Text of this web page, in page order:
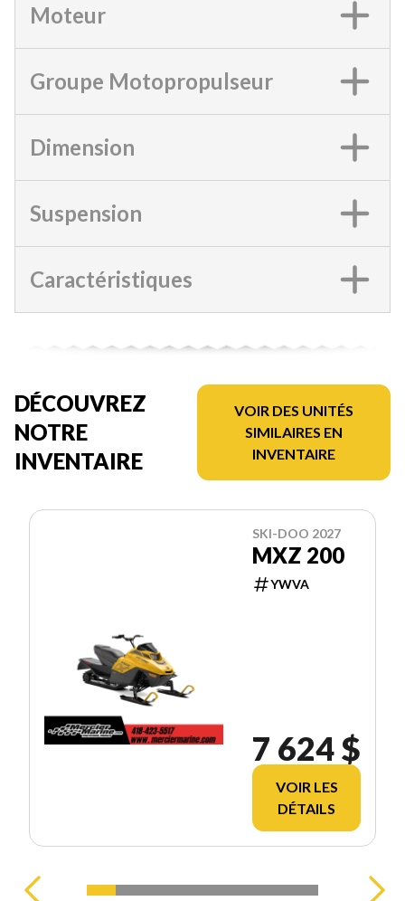
Moteur
Groupe Motopropulseur
Dimension
Suspension
Caractéristiques
DÉCOUVREZ
NOTRE
INVENTAIRE
VOIR DES UNITÉS
SIMILAIRES EN
INVENTAIRE
SKI-DOO 2027
MXZ 200
YWVA
7 624 $
VOIR LES
DÉTAILS